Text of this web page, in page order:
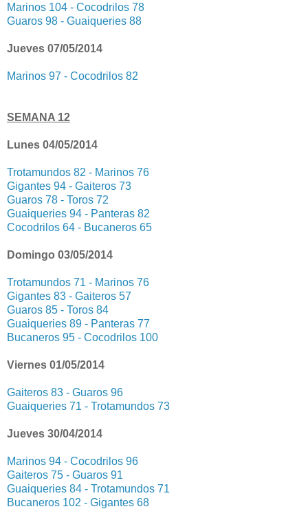
Marinos 104 - Cocodrilos 78
Guaros 98 - Guaiqueries 88
Jueves 07/05/2014
Marinos 97 - Cocodrilos 82
SEMANA 12
Lunes 04/05/2014
Trotamundos 82 - Marinos 76
Gigantes 94 - Gaiteros 73
Guaros 78 - Toros 72
Guaiqueries 94 - Panteras 82
Cocodrilos 64 - Bucaneros 65
Domingo 03/05/2014
Trotamundos 71 - Marinos 76
Gigantes 83 - Gaiteros 57
Guaros 85 - Toros 84
Guaiqueries 89 - Panteras 77
Bucaneros 95 - Cocodrilos 100
Viernes 01/05/2014
Gaiteros 83 - Guaros 96
Guaiqueries 71 - Trotamundos 73
Jueves 30/04/2014
Marinos 94 - Cocodrilos 96
Gaiteros 75 - Guaros 91
Guaiqueries 84 - Trotamundos 71
Bucaneros 102 - Gigantes 68